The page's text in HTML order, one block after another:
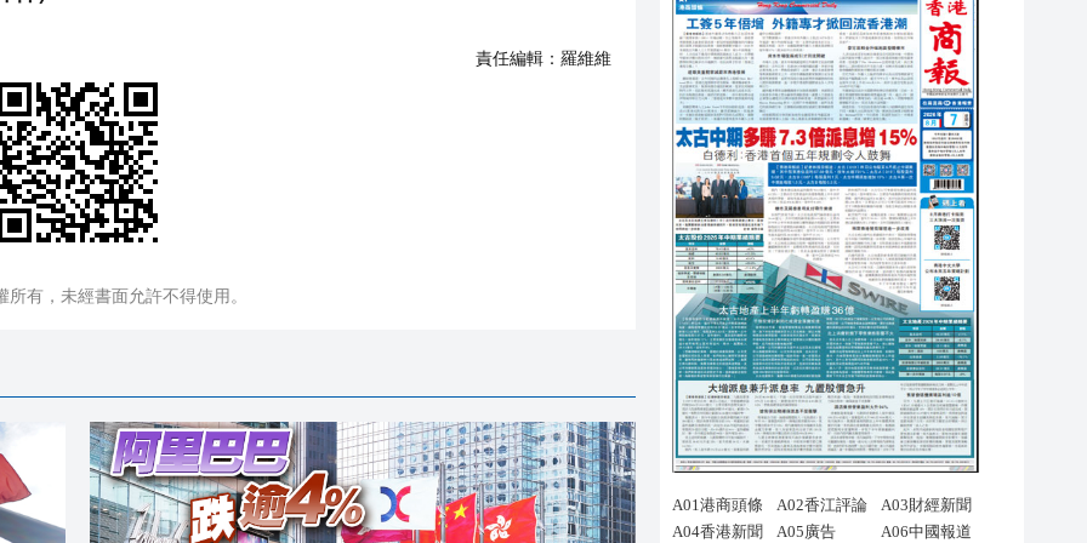
責任編輯： 羅維維
所有，未經書面允許不得使用。